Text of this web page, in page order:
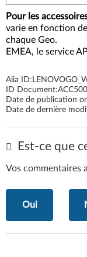
Pour les
varie en fonction
chaque Geo.
EMEA, le service
Alia ID:
ID Document:
Date de publication
Date de dernière
Est-ce que
Vos commentaires
Oui